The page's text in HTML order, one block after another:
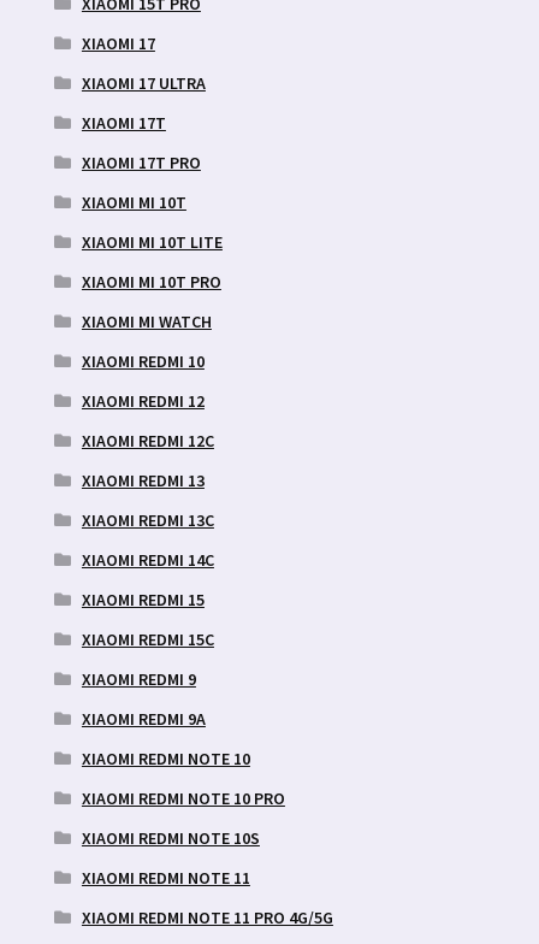
XIAOMI 17
XIAOMI 17 ULTRA
XIAOMI 17T
XIAOMI 17T PRO
XIAOMI MI 10T
XIAOMI MI 10T LITE
XIAOMI MI 10T PRO
XIAOMI MI WATCH
XIAOMI REDMI 10
XIAOMI REDMI 12
XIAOMI REDMI 12C
XIAOMI REDMI 13
XIAOMI REDMI 13C
XIAOMI REDMI 14C
XIAOMI REDMI 15
XIAOMI REDMI 15C
XIAOMI REDMI 9
XIAOMI REDMI 9A
XIAOMI REDMI NOTE 10
XIAOMI REDMI NOTE 10 PRO
XIAOMI REDMI NOTE 10S
XIAOMI REDMI NOTE 11
XIAOMI REDMI NOTE 11 PRO 4G/5G